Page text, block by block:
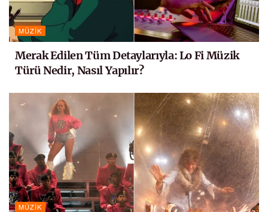
MÜZIK
Merak Edilen Tüm Detaylarıyla: Lo Fi Müzik
Türü Nedir, Nasıl Yapılır?
MÜZIK